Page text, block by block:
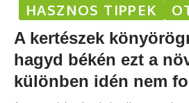
HASZNOS TIPPEK
A kertészek
hagyd békén ezt a
különben idén nem